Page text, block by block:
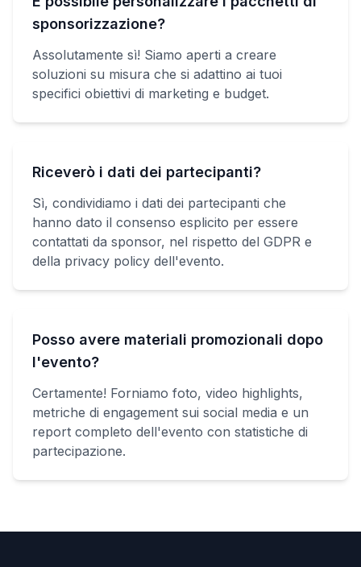
sponsorizzazione?
Assolutamente sì! Siamo aperti a creare
soluzioni su misura che si adattino ai tuoi
specifici obiettivi di marketing e budget.
Riceverò i dati dei partecipanti?
Sì, condividiamo i dati dei partecipanti che
hanno dato il consenso esplicito per essere
contattati da sponsor, nel rispetto del GDPR e
della privacy policy dell'evento.
Posso avere materiali promozionali dopo
l'evento?
Certamente! Forniamo foto, video highlights,
metriche di engagement sui social media e un
report completo dell'evento con statistiche di
partecipazione.